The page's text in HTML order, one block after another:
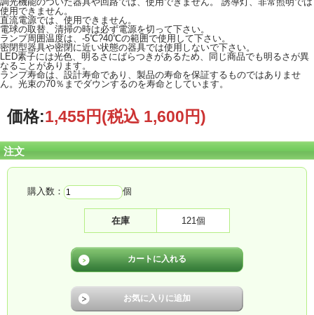
使用できません。
直流電源では、使用できません。
電球の取替、清掃の時は必ず電源を切って下さい。
ランプ周囲温度は、-5℃?40℃の範囲で使用して下さい。
密閉型器具や密閉に近い状態の器具では使用しないで下さい。
LED素子には光色、明るさにばらつきがあるため、同じ商品でも明るさが異
なることがあります。
ランプ寿命は、設計寿命であり、製品の寿命を保証するものではありませ
ん。光束の70％までダウンするのを寿命としています。
価格:1,455円(税込 1,600円)
注文
購入数： 個
在庫 121個